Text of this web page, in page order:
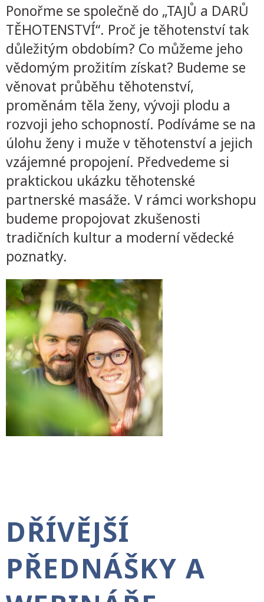
Ponořme se společně do „TAJŮ a DARŮ
TĚHOTENSTVÍ“. Proč je těhotenství tak
důležitým obdobím? Co můžeme jeho
vědomým prožitím získat? Budeme se
věnovat průběhu těhotenství,
proměnám těla ženy, vývoji plodu a
rozvoji jeho schopností. Podíváme se na
úlohu ženy i muže v těhotenství a jejich
vzájemné propojení. Předvedeme si
praktickou ukázku těhotenské
partnerské masáže. V rámci workshopu
budeme propojovat zkušenosti
tradičních kultur a moderní vědecké
poznatky.
DŘÍVĚJŠÍ
PŘEDNÁŠKY A